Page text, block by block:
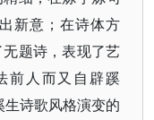
新意；在诗体方
题诗，表现了艺
前人而又自辟蹊
诗歌风格演变的